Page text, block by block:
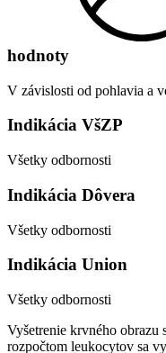
hodnoty
V závislosti od pohlavia a
Indikácia VšZP
Všetky odbornosti
Indikácia Dôvera
Všetky odbornosti
Indikácia Union
Všetky odbornosti
Vyšetrenie krvného
rozpočtom leukocytov sa